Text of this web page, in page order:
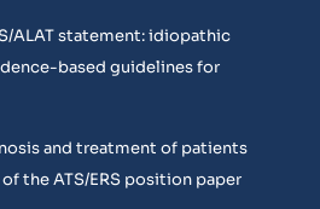
ALAT statement: idiopathic
based guidelines for
and treatment of patients
the ATS/ERS position paper